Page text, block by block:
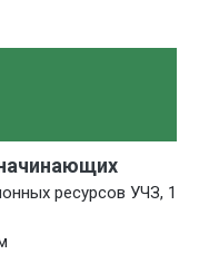
ресурсов УЧЗ, 1